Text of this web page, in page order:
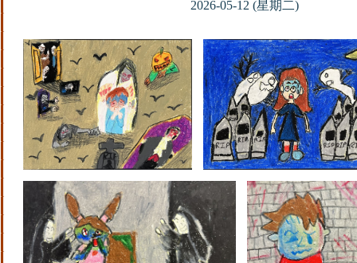
2026-05-12 (星期二)